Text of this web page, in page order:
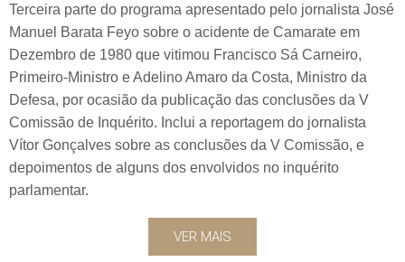
Terceira parte do programa apresentado pelo jornalista José
Manuel Barata Feyo sobre o acidente de Camarate em
Dezembro de 1980 que vitimou Francisco Sá Carneiro,
Primeiro-Ministro e Adelino Amaro da Costa, Ministro da
Defesa, por ocasião da publicação das conclusões da V
Comissão de Inquérito. Inclui a reportagem do jornalista
Vítor Gonçalves sobre as conclusões da V Comissão, e
depoimentos de alguns dos envolvidos no inquérito
parlamentar.
VER MAIS